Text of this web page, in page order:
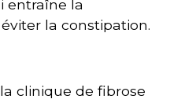
entraîne la
la constipation.
clinique de fibrose